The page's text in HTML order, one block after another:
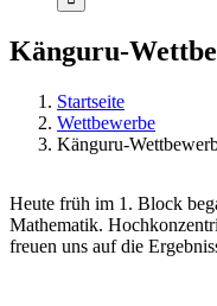
Känguru-
Startseite
Wettbewerbe
Känguru-
Heute früh im 1. Block
Mathematik.
freuen uns auf die